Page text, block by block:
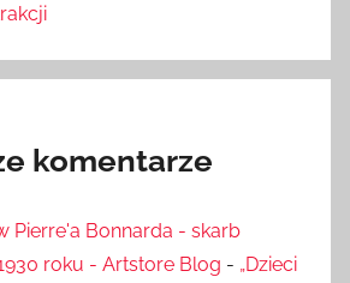
komentarze
Pierre'a Bonnarda - skarb
roku - Artstore Blog - „Dzieci